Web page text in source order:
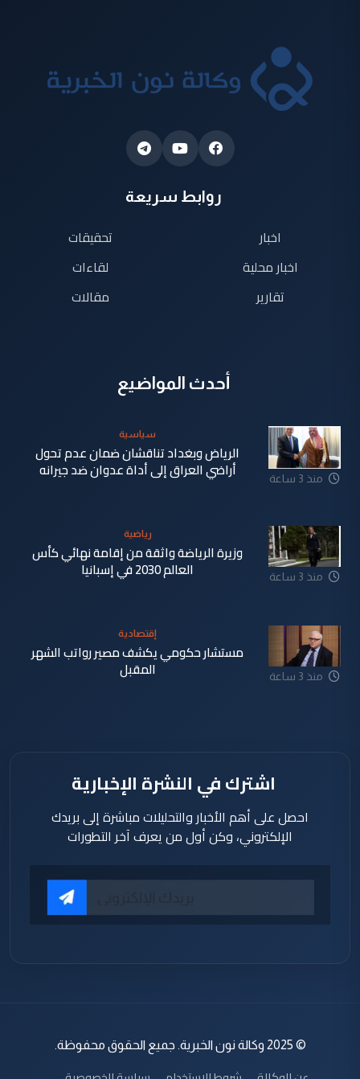
روابط سريعة
اخبار
اخبار محلية
تقارير
تحقيقات
لقاءات
مقالات
أحدث المواضيع
منذ 3 ساعة
سياسية
الرياض وبغداد تناقشان ضمان عدم تحول
أراضي العراق إلى أداة عدوان ضد جيرانه
منذ 3 ساعة
رياضية
وزيرة الرياضة واثقة من إقامة نهائي كأس
العالم 2030 في إسبانيا
منذ 3 ساعة
إقتصادية
مستشار حكومي يكشف مصير رواتب الشهر
المقبل
اشترك في النشرة الإخبارية
احصل على أهم الأخبار والتحليلات مباشرة إلى بريدك
الإلكتروني، وكن أول من يعرف آخر التطورات
© 2025 وكالة نون الخبرية. جميع الحقوق محفوظة.